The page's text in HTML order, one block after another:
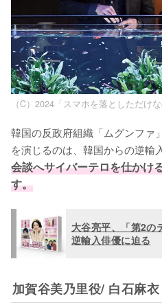
（C）2024「スマホを落としただけ
韓国の反政府組織「ムグンファ
を演じるのは、韓国からの逆輸
会談へサイバーテロを仕かけ
す。
大谷亮平、「第2の
逆輸入俳優に迫る
加賀谷美乃里役/ 白石麻衣